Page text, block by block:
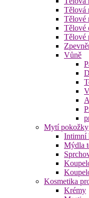
Tělová
Tělové
Tělové
Tělové
Vůně
Mytí pokožky
Intimní
Mýdla
Kosmetika
Krémy